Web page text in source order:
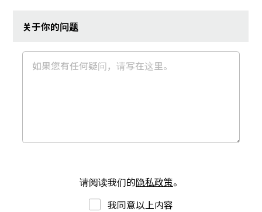
关于你的问题
请阅读我们的隐私政策。
我同意以上内容